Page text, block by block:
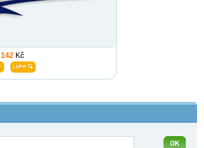
142 Kč